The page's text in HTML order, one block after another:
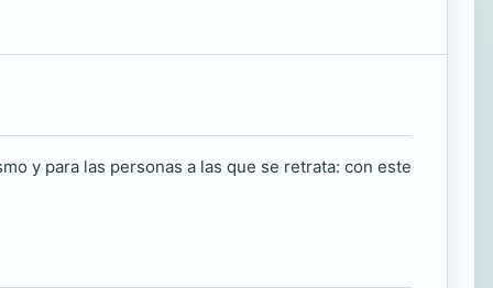
y para las personas a las que se retrata: con este